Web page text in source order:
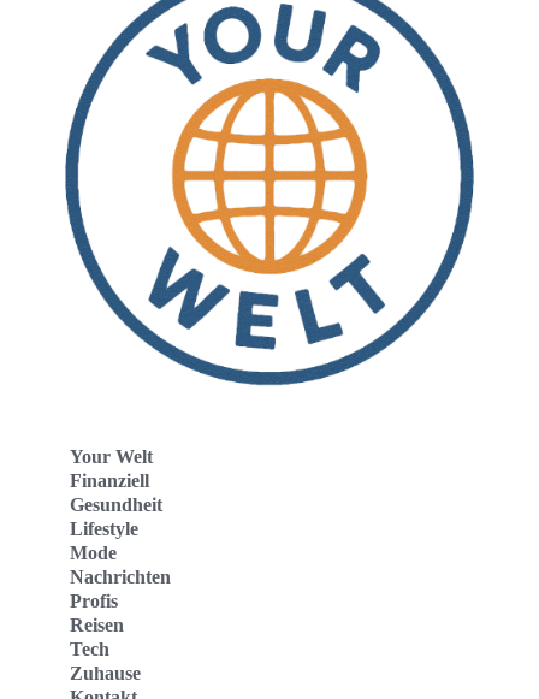
Your Welt
Finanziell
Gesundheit
Lifestyle
Mode
Nachrichten
Profis
Reisen
Tech
Zuhause